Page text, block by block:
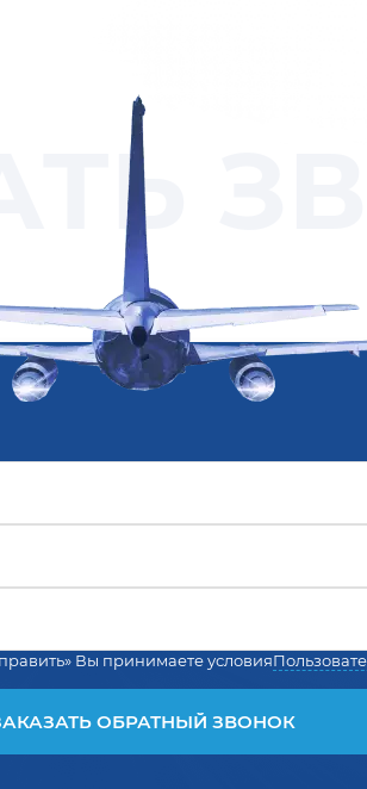
Вы принимаете условия
ОБРАТНЫЙ ЗВОНОК